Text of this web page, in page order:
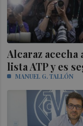
Alcaraz
lista ATP y es
MANUEL G. TALLÓN